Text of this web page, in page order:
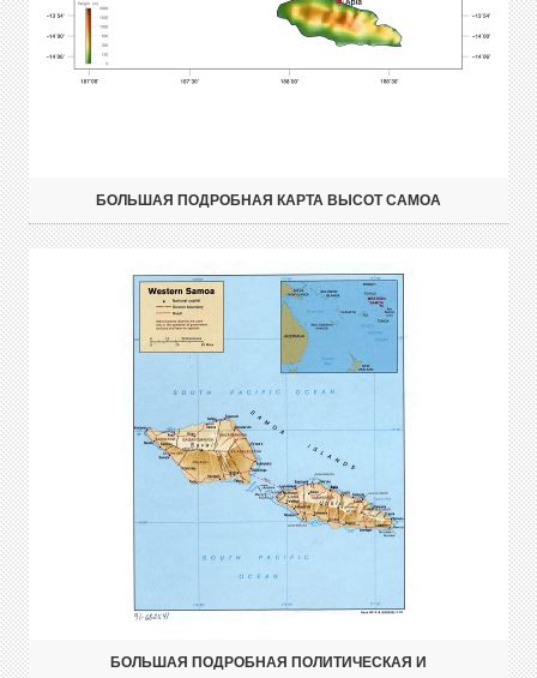
БОЛЬШАЯ ПОДРОБНАЯ КАРТА ВЫСОТ САМОА
БОЛЬШАЯ ПОДРОБНАЯ ПОЛИТИЧЕСКАЯ И